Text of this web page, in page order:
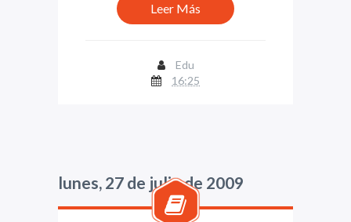
Leer Más
Edu
16:25
lunes, 27 de julio de 2009